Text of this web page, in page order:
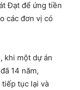
Đạt để ứng tiền
các đơn vị có
khi một dự án
14 năm,
tục lại và